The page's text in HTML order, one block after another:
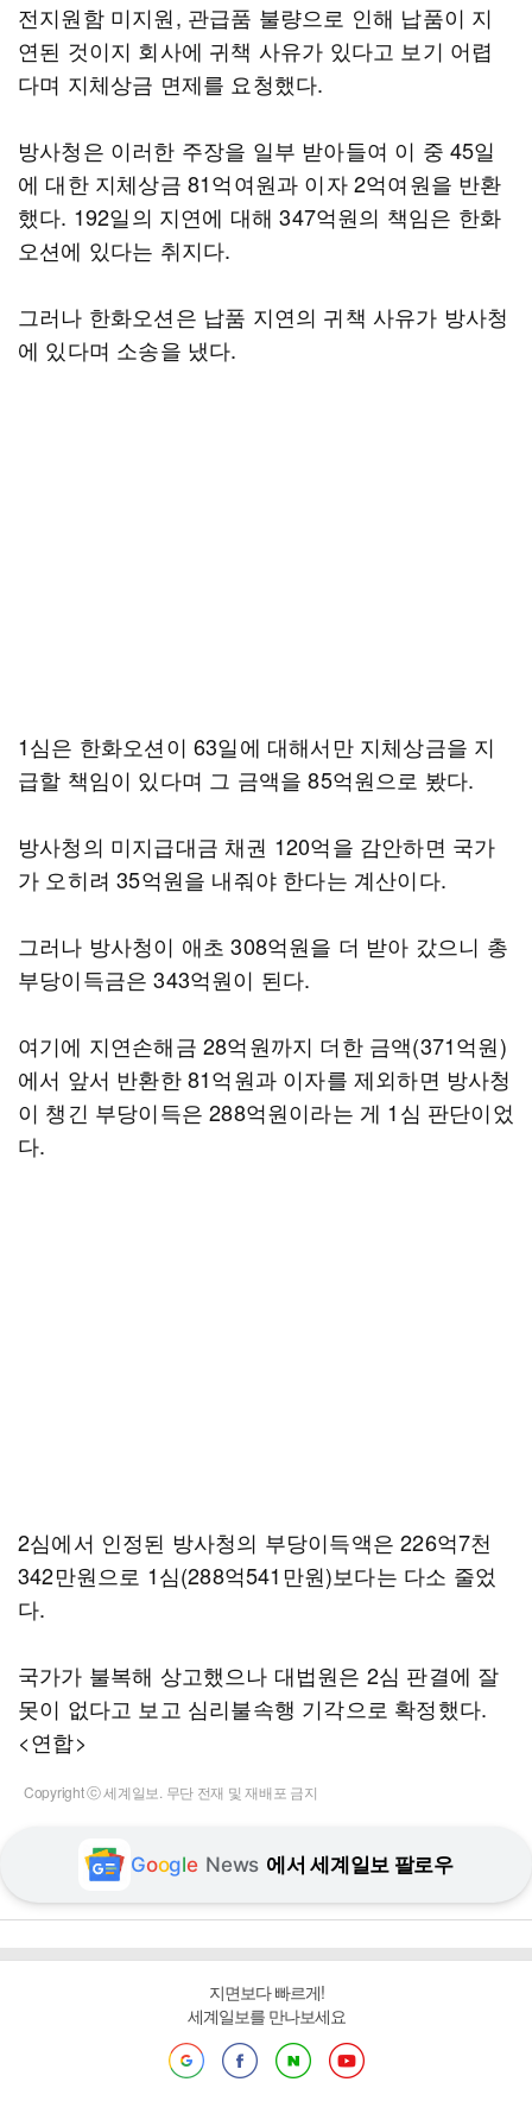
전지원함 미지원, 관급품 불량으로 인해 납품이 지
연된 것이지 회사에 귀책 사유가 있다고 보기 어렵
다며 지체상금 면제를 요청했다.
방사청은 이러한 주장을 일부 받아들여 이 중 45일
에 대한 지체상금 81억여원과 이자 2억여원을 반환
했다. 192일의 지연에 대해 347억원의 책임은 한화
오션에 있다는 취지다.
그러나 한화오션은 납품 지연의 귀책 사유가 방사청
에 있다며 소송을 냈다.
1심은 한화오션이 63일에 대해서만 지체상금을 지
급할 책임이 있다며 그 금액을 85억원으로 봤다.
방사청의 미지급대금 채권 120억을 감안하면 국가
가 오히려 35억원을 내줘야 한다는 계산이다.
그러나 방사청이 애초 308억원을 더 받아 갔으니 총
부당이득금은 343억원이 된다.
여기에 지연손해금 28억원까지 더한 금액(371억원)
에서 앞서 반환한 81억원과 이자를 제외하면 방사청
이 챙긴 부당이득은 288억원이라는 게 1심 판단이었
다.
2심에서 인정된 방사청의 부당이득액은 226억7천
342만원으로 1심(288억541만원)보다는 다소 줄었
다.
국가가 불복해 상고했으나 대법원은 2심 판결에 잘
못이 없다고 보고 심리불속행 기각으로 확정했다.
<연합>
Copyright ⓒ 세계일보. 무단 전재 및 재배포 금지
Google News 에서 세계일보 팔로우
지면보다 빠르게!
세계일보를 만나보세요